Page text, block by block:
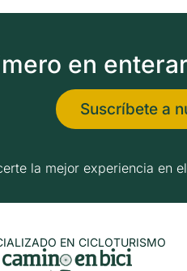
en
Suscríbete a
la mejor experiencia en
EN CICLOTURISMO